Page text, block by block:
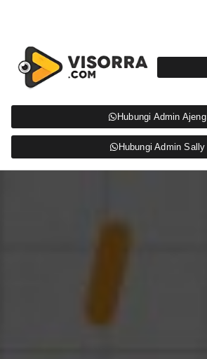
Hubungi Admin Ajeng
Hubungi Admin Sally